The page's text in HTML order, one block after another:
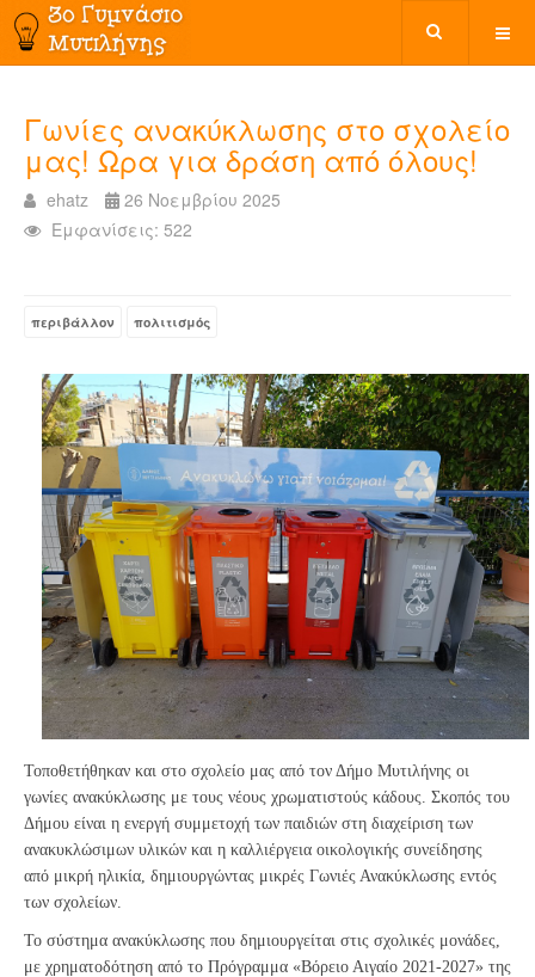
Γωνίες ανακύκλωσης στο σχολείο
μας! Ωρα για δράση από όλους!
ehatz
26 Νοεμβρίου 2025
Εμφανίσεις: 522
περιβάλλον πολιτισμός
Τοποθετήθηκαν και στο σχολείο μας από τον Δήμο Μυτιλήνης οι
γωνίες ανακύκλωσης με τους νέους χρωματιστούς κάδους. Σκοπός του
Δήμου είναι η ενεργή συμμετοχή των παιδιών στη διαχείριση των
ανακυκλώσιμων υλικών και η καλλιέργεια οικολογικής συνείδησης
από μικρή ηλικία, δημιουργώντας μικρές Γωνιές Ανακύκλωσης εντός
των σχολείων.
Το σύστημα ανακύκλωσης που δημιουργείται στις σχολικές μονάδες,
με χρηματοδότηση από το Πρόγραμμα «Βόρειο Αιγαίο 2021-2027» της